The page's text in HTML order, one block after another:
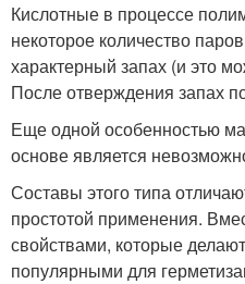
Кислотные в процессе
некоторое количество
характерный запах (и это
После отверждения запах
Еще одной особенностью
основе является
Составы этого типа
простотой применения.
свойствами, которые
популярными для